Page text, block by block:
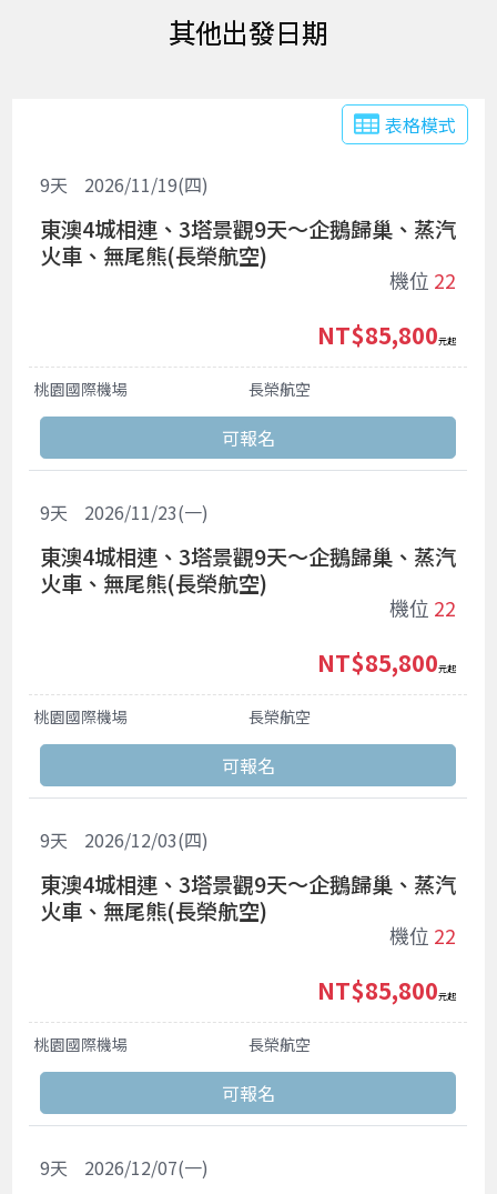
出發日期
表格模式
2026/11/19(四)
9天
東澳4城相連、3塔景觀9天～企鵝歸巢、蒸汽
火車、無尾熊(長榮航空)
機位 22
桃園國際機場 長榮航空
NT$85,800 起
2026/11/23(一)
9天
東澳4城相連、3塔景觀9天～企鵝歸巢、蒸汽
火車、無尾熊(長榮航空)
機位 22
桃園國際機場 長榮航空
NT$85,800 起
2026/12/03(四)
9天
東澳4城相連、3塔景觀9天～企鵝歸巢、蒸汽
火車、無尾熊(長榮航空)
機位 22
桃園國際機場 長榮航空
NT$85,800 起
2026/12/07(一)
9天